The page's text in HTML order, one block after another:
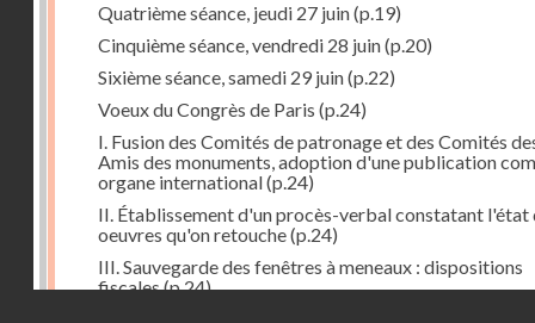
Quatrième séance, jeudi 27 juin(p.19)
Cinquième séance, vendredi 28 juin(p.20)
Sixième séance, samedi 29 juin(p.22)
Voeux du Congrès de Paris (p.24)
I. Fusion des Comités de patronage et des Comités
Amis des monuments, adoption d'une publication
organe international(p.24)
II. Établissement d'un procès-verbal constatant l'état
oeuvres qu'on retouche(p.24)
III. Sauvegarde des fenêtres à meneaux : dispositions
fiscales(p.24)